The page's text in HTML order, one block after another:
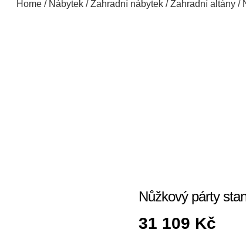
Home / Nábytek /Zahradní nábytek /Zahradní altány /
Nůžkový párty
31 109 Kč